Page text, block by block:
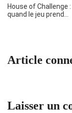
House of Challenge :
quand le jeu prend…
Article
Laisser un